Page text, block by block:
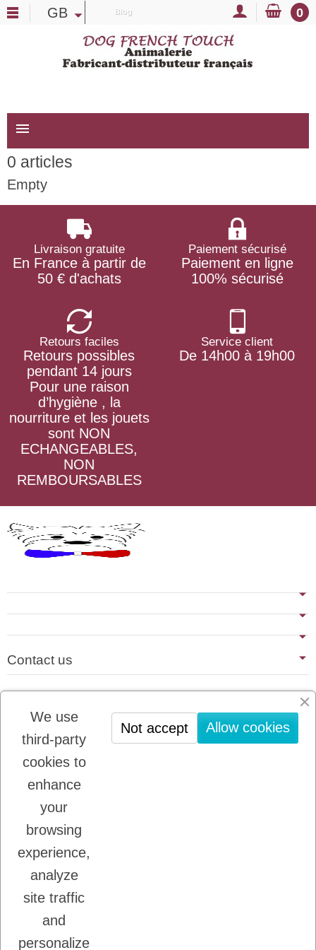
GB Blog 0
menu
0 articles
Empty
Livraison gratuite
En France à partir de
50 € d'achats
Paiement sécurisé
Paiement en ligne
100% sécurisé
Retours faciles
Retours possibles
pendant 14 jours
Pour une raison
d’hygiène , la
nourriture et les jouets
sont NON
ECHANGEABLES,
NON
REMBOURSABLES
Service client
De 14h00 à 19h00
Contact us
No news
Newsletter registration
You may unsubscribe at any moment. For that
purpose, please find our contact info in the legal
notice.
I accept the terms and conditions and the
privacy policy
We use
third-party
cookies to
enhance
your
browsing
experience,
analyze
site traffic
and
personalize
Allow cookies
Not accept